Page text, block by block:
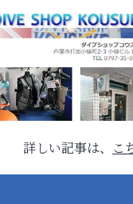
詳しい記事は、 こ